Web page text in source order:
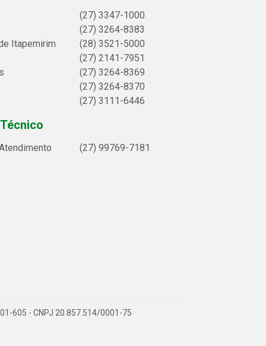
(27) 3347-1000
(27) 3264-8383
Itapemirim
(28) 3521-5000
(27) 2141-7951
(27) 3264-8369
(27) 3264-8370
(27) 3111-6446
(27) 99769-7181
605 - CNPJ 20.857.514/0001-75